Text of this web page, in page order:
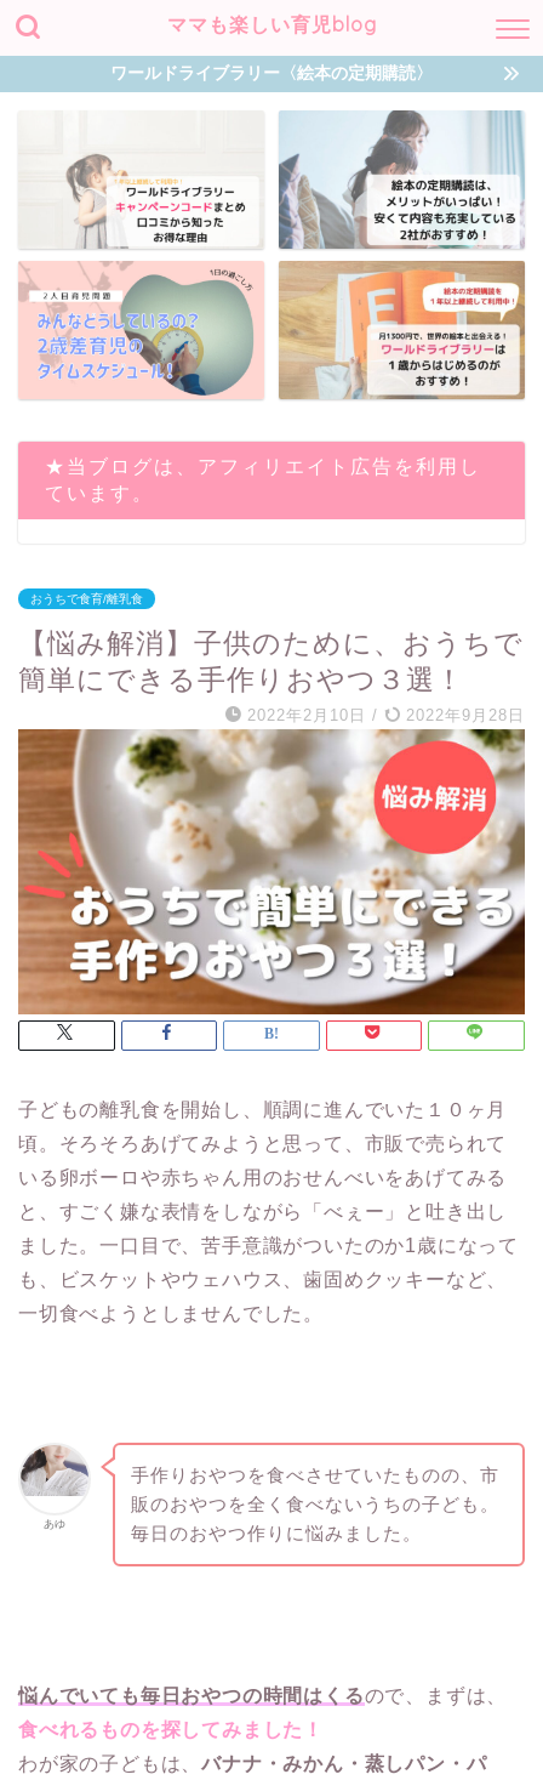
ママも楽しい育児blog
ワールドライブラリー〈絵本の定期購読〉
★当ブログは、アフィリエイト広告を利用し
ています。
おうちで食育/離乳食
【悩み解消】子供のために、おうちで
簡単にできる手作りおやつ３選！
2022年2月10日 / 2022年9月28日
子どもの離乳食を開始し、順調に進んでいた１０ヶ月
頃。そろそろあげてみようと思って、市販で売られて
いる卵ボーロや赤ちゃん用のおせんべいをあげてみる
と、すごく嫌な表情をしながら「べぇー」と吐き出し
ました。一口目で、苦手意識がついたのか1歳になって
も、ビスケットやウェハウス、歯固めクッキーなど、
一切食べようとしませんでした。
あゆ
手作りおやつを食べさせていたものの、市
販のおやつを全く食べないうちの子ども。
毎日のおやつ作りに悩みました。
悩んでいても毎日おやつの時間はくるので、まずは、
食べれるものを探してみました！
わが家の子どもは、バナナ・みかん・蒸しパン・パ